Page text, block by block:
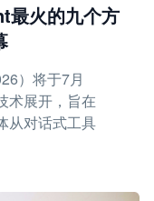
最火的九个方
）将于7月
术展开，旨在
从对话式工具